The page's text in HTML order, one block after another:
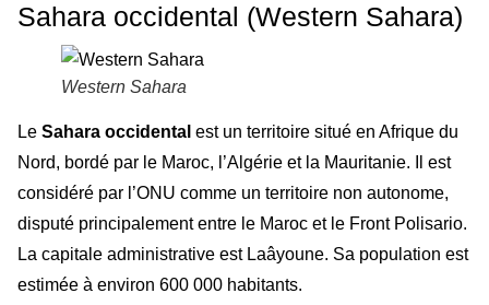
Sahara occidental (Western Sahara)
Western Sahara
Le Sahara occidental est un territoire situé en Afrique du
Nord, bordé par le Maroc, l’Algérie et la Mauritanie. Il est
considéré par l’ONU comme un territoire non autonome,
disputé principalement entre le Maroc et le Front Polisario.
La capitale administrative est Laâyoune. Sa population est
estimée à environ 600 000 habitants.